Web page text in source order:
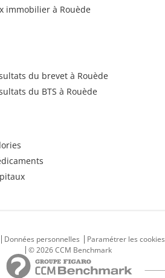
immobilier à Rouède
du brevet à Rouède
du BTS à Rouède
Données personnelles Paramétrer les cookies
© 2026 CCM Benchmark